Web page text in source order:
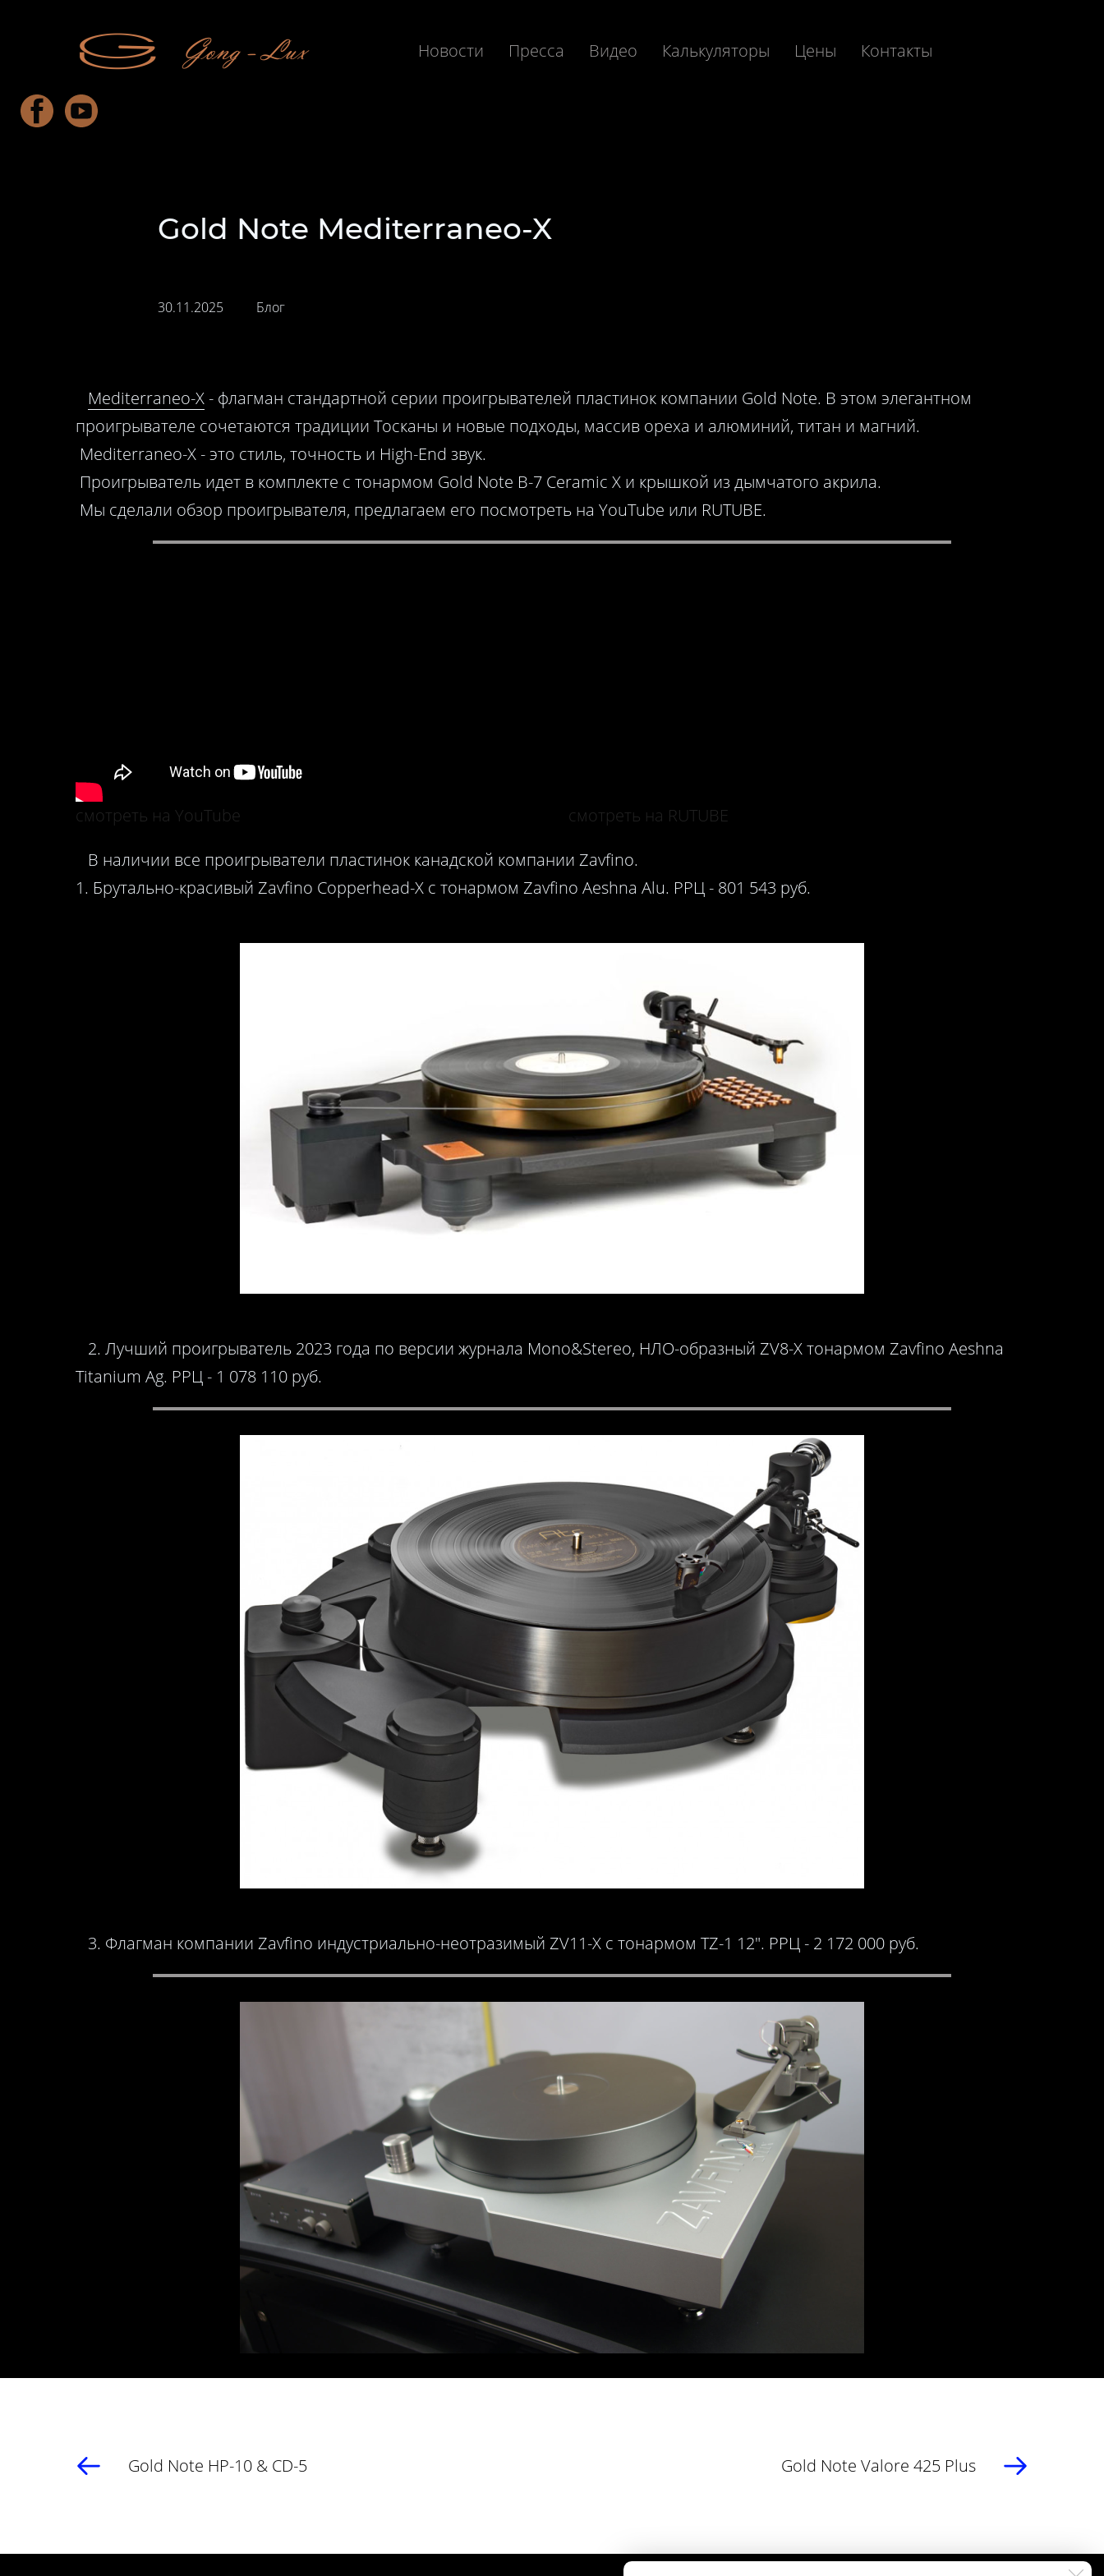
Новости Пресса Видео Калькуляторы Цены Контакты
Gold Note Mediterraneo-X
30.11.2025 Блог
Mediterraneo-X - флагман стандартной серии проигрывателей пластинок компании Gold Note. В этом элегантном
проигрывателе сочетаются традиции Тосканы и новые подходы, массив ореха и алюминий, титан и магний.
Mediterraneo-X - это стиль, точность и High-End звук.
Проигрыватель идет в комплекте с тонармом Gold Note B-7 Ceramic X и крышкой из дымчатого акрила.
Мы сделали обзор проигрывателя, предлагаем его посмотреть на YouTube или RUTUBE.
смотреть на YouTube
смотреть на RUTUBE
В наличии все проигрыватели пластинок канадской компании Zavfino.
1. Брутально-красивый Zavfino Copperhead-X с тонармом Zavfino Aeshna Alu. РРЦ - 801 543 руб.
2. Лучший проигрыватель 2023 года по версии журнала Mono&Stereo, НЛО-образный ZV8-X тонармом Zavfino Aeshna
Titanium Ag. РРЦ - 1 078 110 руб.
3. Флагман компании Zavfino индустриально-неотразимый ZV11-X с тонармом TZ-1 12". РРЦ - 2 172 000 руб.
Gold Note HP-10 & CD-5 Gold Note Valore 425 Plus